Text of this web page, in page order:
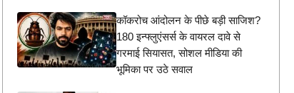
कॉकरोच आंदोलन के पीछे बड़ी साजिश?
180 इन्फ्लुएंसर्स के वायरल दावे से
गरमाई सियासत, सोशल मीडिया की
भूमिका पर उठे सवाल